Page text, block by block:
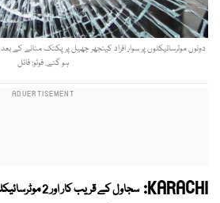
دونوں موٹرسائیکلوں پر سوار افراد کینجھر جھیل پر پکنک منانے کے
ہو گئے. فوٹو: فائل
KARACHI: